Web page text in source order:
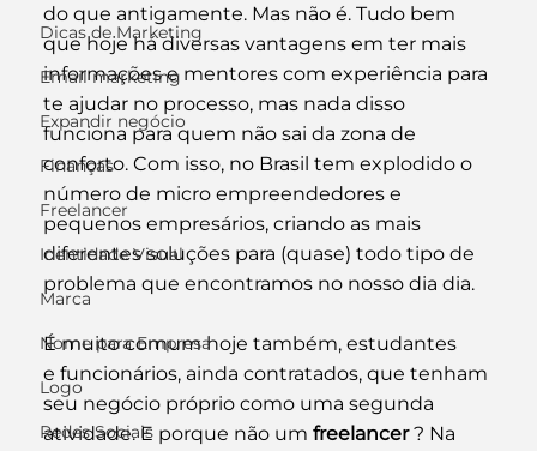
Dicas de Marketing
Email marketing
Expandir negócio
Finanças
Freelancer
Identidade Visual
Marca
Nome para Empresa
Logo
Redes Sociais
do que antigamente. Mas não é. Tudo bem
que hoje há diversas vantagens em ter mais
informações e mentores com experiência para
te ajudar no processo, mas nada disso
funciona para quem não sai da zona de
conforto. Com isso, no Brasil tem explodido o
número de micro empreendedores e
pequenos empresários, criando as mais
diferentes soluções para (quase) todo tipo de
problema que encontramos no nosso dia dia.
É muito comum hoje também, estudantes
e funcionários, ainda contratados, que tenham
seu negócio próprio como uma segunda
atividade. E porque não um freelancer ? Na